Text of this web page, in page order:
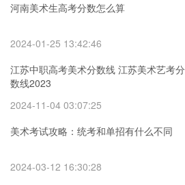
河南美术生高考分数怎么算
2024-01-25 13:42:46
江苏中职高考美术分数线 江苏美术艺考分
数线2023
2024-11-04 03:07:25
美术考试攻略：统考和单招有什么不同
2024-03-12 16:30:28